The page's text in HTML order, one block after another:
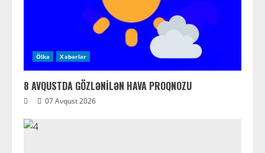
Ölkə Xəbərlər
8 AVQUSTDA GÖZLƏNİLƏN HAVA PROQNOZU
07 Avqust 2026